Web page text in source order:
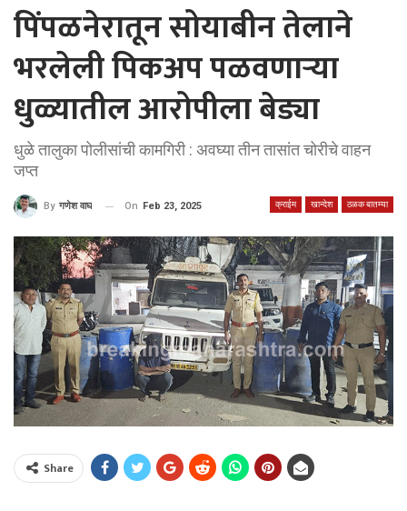
पिंपळनेरातून सोयाबीन तेलाने
भरलेली पिकअप पळवणार्‍या
धुळ्यातील आरोपीला बेड्या
धुळे तालुका पोलीसांची कामगिरी : अवघ्या तीन तासांत चोरीचे वाहन
जप्त
क्राईम खान्देश ठळक बातम्या
By गणेश वाघ On Feb 23, 2025
Share